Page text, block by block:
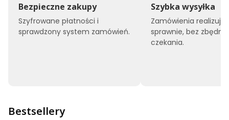
Bezpieczne zakupy
Szyfrowane płatności i
sprawdzony system zamówień.
Szybka wysyłka
Zamówienia
sprawnie, bez
czekania.
Bestsellery